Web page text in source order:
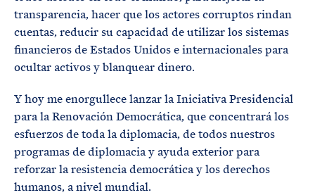
transparencia, hacer que los actores corruptos rindan
cuentas, reducir su capacidad de utilizar los sistemas
financieros de Estados Unidos e internacionales para
ocultar activos y blanquear dinero.
Y hoy me enorgullece lanzar la Iniciativa Presidencial
para la Renovación Democrática, que concentrará los
esfuerzos de toda la diplomacia, de todos nuestros
programas de diplomacia y ayuda exterior para
reforzar la resistencia democrática y los derechos
humanos, a nivel mundial.